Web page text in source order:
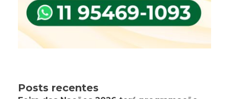
Posts recentes